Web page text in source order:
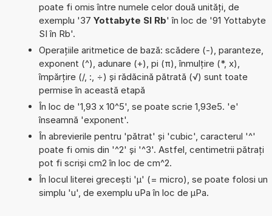
poate fi omis între numele celor două unități, de
exemplu '37 Yottabyte SI Rb' în loc de '91 Yottabyte
SI în Rb'.
Operațiile aritmetice de bază: scădere (-), paranteze,
exponent (^), adunare (+), pi (π), înmulțire (*, x),
împărțire (/, :, ÷) și rădăcină pătrată (√) sunt toate
permise în această etapă
În loc de '1,93 x 10^5', se poate scrie 1,93e5. 'e'
înseamnă 'exponent'.
În abrevierile pentru 'pătrat' și 'cubic', caracterul '^'
poate fi omis din '^2' și '^3'. Astfel, centimetrii pătrați
pot fi scriși cm2 în loc de cm^2.
În locul literei grecești 'µ' (= micro), se poate folosi un
simplu 'u', de exemplu uPa în loc de µPa.